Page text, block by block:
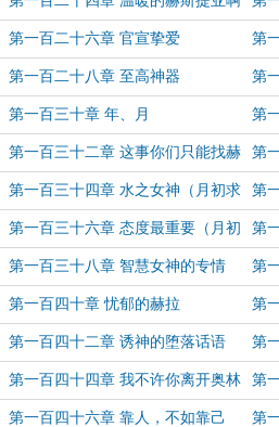
动了
第一百二十六章 官宣挚爱 第
章
第一百二十八章 至高神器 第
月
第一百三十章 年、月 第
（
第一百三十二章 这事你们只能找赫
拉啊
第
（
第一百三十四章 水之女神（月初求
月票~~~）
第
（
第一百三十六章 态度最重要（月初
求月票啊~）
第
月
第一百三十八章 智慧女神的专情 第
第一百四十章 忧郁的赫拉 第
一
第一百四十二章 诱神的堕落话语 第
下
第一百四十四章 我不许你离开奥林
匹斯！
第
拉
第一百四十六章 靠人，不如靠己 第